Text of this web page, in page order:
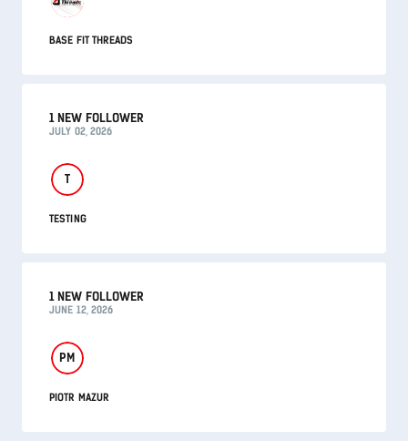
BASE FIT THREADS
1 NEW FOLLOWER
JULY 02, 2026
T
TESTING
1 NEW FOLLOWER
JUNE 12, 2026
PM
PIOTR MAZUR